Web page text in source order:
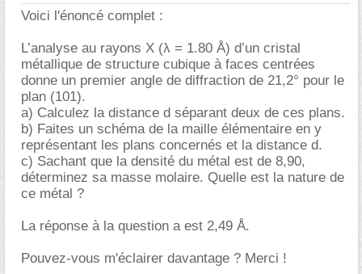
Voici l'énoncé complet :
L’analyse au rayons X (λ = 1.80 Å) d’un cristal
métallique de structure cubique à faces centrées
donne un premier angle de diffraction de 21,2° pour le
plan (101).
a) Calculez la distance d séparant deux de ces plans.
b) Faites un schéma de la maille élémentaire en y
représentant les plans concernés et la distance d.
c) Sachant que la densité du métal est de 8,90,
déterminez sa masse molaire. Quelle est la nature de
ce métal ?
La réponse à la question a est 2,49 Å.
Pouvez-vous m'éclairer davantage ? Merci !